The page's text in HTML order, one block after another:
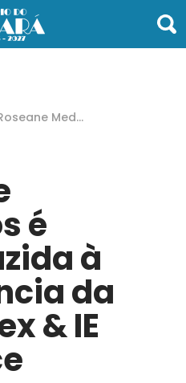
Medei
IE da Adece
é
à
da
& IE